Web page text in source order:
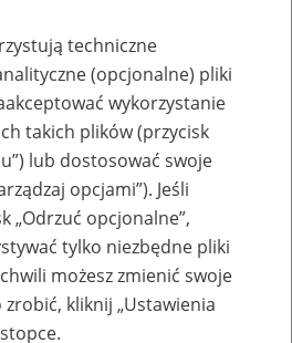
lub
zakładów pracy
techniczne
(opcjonalne) pliki
wykorzystanie
takich plików (przycisk
lub dostosować swoje
opcjami”). Jeśli
„Odrzuć opcjonalne”,
tylko niezbędne pliki
możesz zmienić swoje
kliknij „Ustawienia